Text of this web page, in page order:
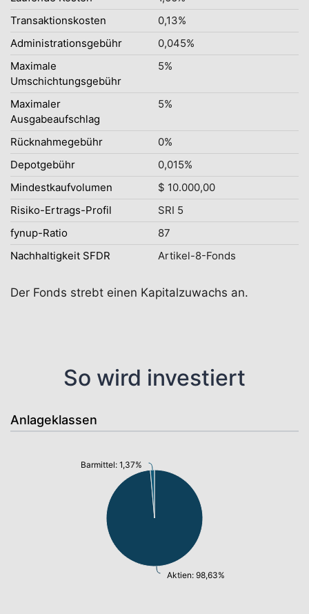
Transaktionskosten
0,13%
Administrationsgebühr
0,045%
Maximale
Umschichtungsgebühr
5%
Maximaler
Ausgabeaufschlag
5%
Rücknahmegebühr
0%
Depotgebühr
0,015%
Mindestkaufvolumen
$ 10.000,00
Risiko-Ertrags-Profil
SRI 5
fynup-Ratio
87
Nachhaltigkeit SFDR
Artikel-8-Fonds
Der Fonds strebt einen Kapitalzuwachs an.
So wird investiert
Anlageklassen
Aktien: 98,63%
Barmittel: 1,37%